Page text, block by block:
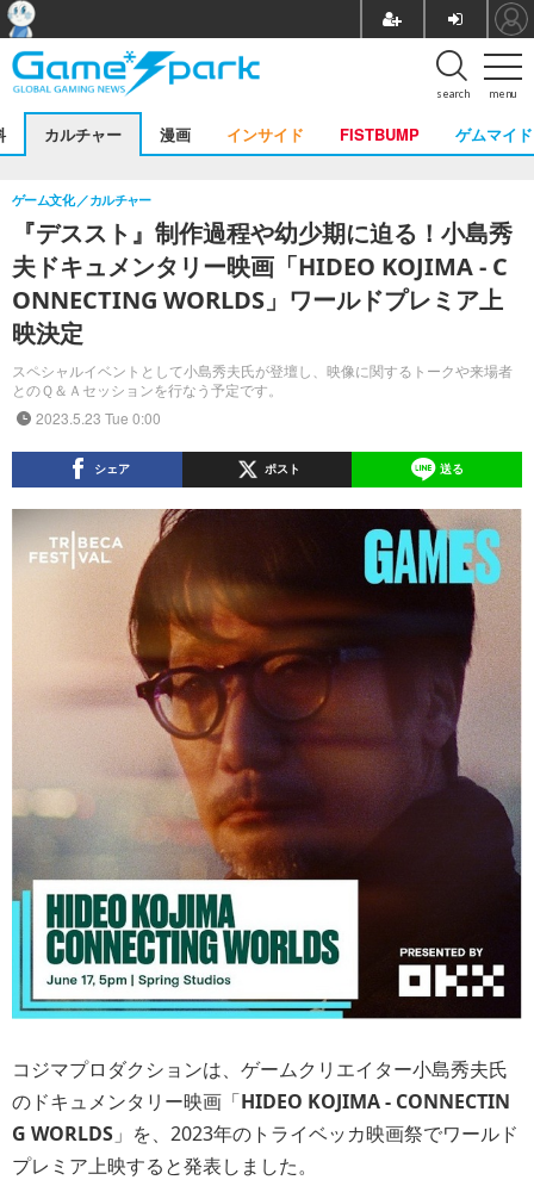
menu
search
カルチャー 漫画 インサイド FISTBUMP ゲムマイド
『デススト』制作過程や幼少期に迫る！小島秀
夫ドキュメンタリー映画「HIDEO KOJIMA - C
ONNECTING WORLDS」ワールドプレミア上
映決定
スペシャルイベントとして小島秀夫氏が登壇し、映像に関するトークや来場者
とのＱ＆Ａセッションを行なう予定です。
ゲーム文化 カルチャー
2023.5.23 Tue 0:00
シェア ポスト 送る
コジマプロダクションは、ゲームクリエイター小島秀夫氏
のドキュメンタリー映画「HIDEO KOJIMA - CONNECTIN
G WORLDS 」を、2023年のトライベッカ映画祭でワールド
プレミア上映すると発表しました。